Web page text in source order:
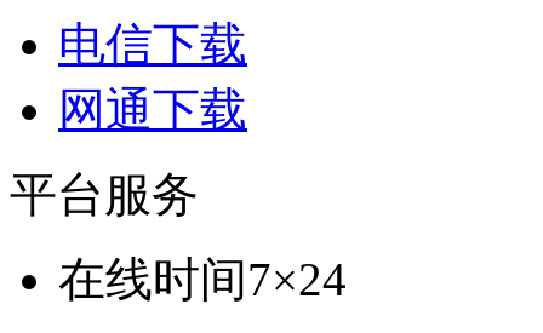
电信下载
网通下载
平台服务
在线时间7×24